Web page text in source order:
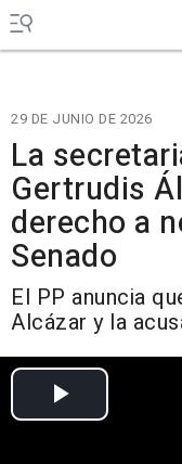
29 DE JUNIO DE 2026
La
Gertrudis
derecho a
Senado
El PP anuncia
Alcázar y la